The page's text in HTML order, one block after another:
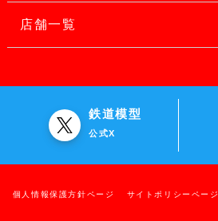
店舗一覧
鉄道模型
公式X
個人情報保護方針ページ サイトポリシーページ